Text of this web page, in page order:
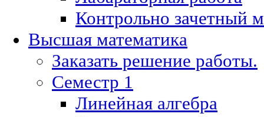
Контрольно зачетный
Высшая математика
Заказать решение работы.
Семестр 1
Линейная алгебра